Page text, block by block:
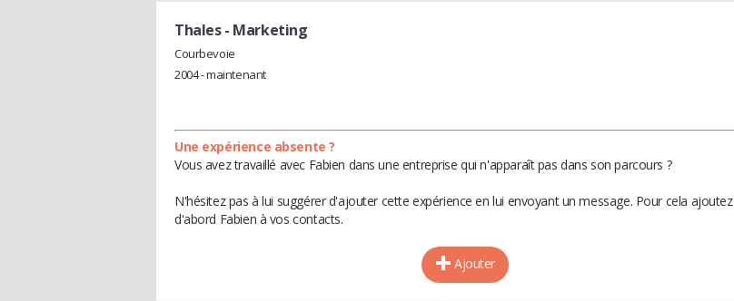
Thales- Marketing
Courbevoie
2004 - maintenant
Une expérience absente ?
Vous avez travaillé avec Fabien dans une entreprise qui n'apparaît pas dans son parcours ?
N'hésitez pas à lui suggérer d'ajouter cette expérience en lui envoyant un message. Pour cela ajoutez
d'abord Fabien à vos contacts.
Ajouter